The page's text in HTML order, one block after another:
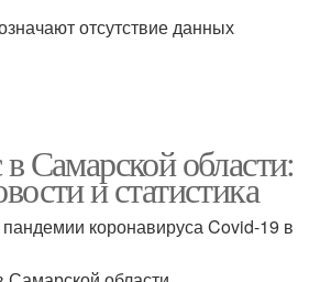
отсутствие данных
Самарской области:
и статистика
пандемии коронавируса Covid-19 в